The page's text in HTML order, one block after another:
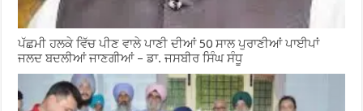
ਪੱਛਮੀ ਹਲਕੇ ਵਿੱਚ ਪੀਣ ਵਾਲੇ ਪਾਣੀ ਦੀਆਂ 50 ਸਾਲ ਪੁਰਾਣੀਆਂ ਪਾਈਪਾਂ
ਜਲਦ ਬਦਲੀਆਂ ਜਾਣਗੀਆਂ – ਡਾ. ਜਸਬੀਰ ਸਿੰਘ ਸੰਧੂ